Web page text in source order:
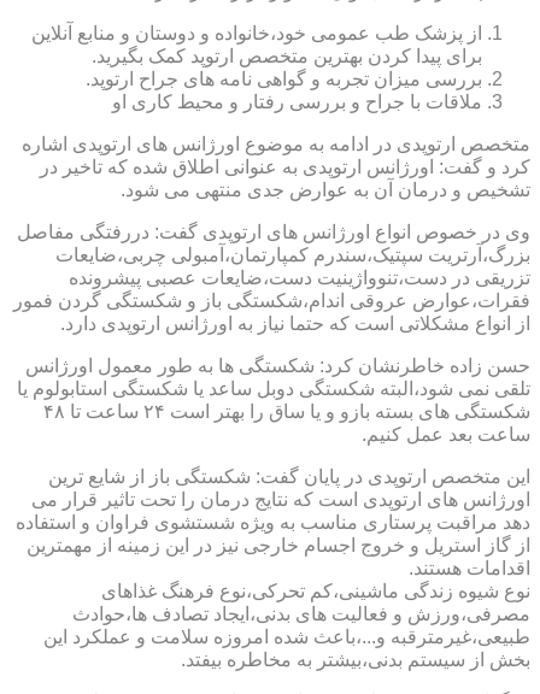
از پزشک طب عمومی خود،خانواده و دوستان و منابع آنلاین
برای پیدا کردن بهترین متخصص ارتوپد کمک بگیرید.
بررسی میزان تجربه و گواهی نامه های جراح ارتوپد.
ملاقات با جراح و بررسی رفتار و محیط کاری او
متخصص ارتوپدی در ادامه به موضوع اورژانس های ارتوپدی اشاره
کرد و گفت: اورژانس ارتوپدی به عنوانی اطلاق شده که تاخیر در
تشخیص و درمان آن به عوارض جدی منتهی می شود.
وی در خصوص انواع اورژانس های ارتوپدی گفت: دررفتگی مفاصل
بزرگ،آرتریت سپتیک،سندرم کمپارتمان،آمبولی چربی،ضایعات
تزریقی در دست،تنوواژینیت دست،ضایعات عصبی پیشرونده
فقرات،عوارض عروقی اندام،شکستگی باز و شکستگی گردن فمور
از انواع مشکلاتی است که حتما نیاز به اورژانس ارتوپدی دارد.
حسن زاده خاطرنشان کرد: شکستگی ها به طور معمول اورژانس
تلقی نمی شود،البته شکستگی دوبل ساعد یا شکستگی استابولوم یا
شکستگی های بسته بازو و یا ساق را بهتر است ۲۴ ساعت تا ۴۸
ساعت بعد عمل کنیم.
این متخصص ارتوپدی در پایان گفت: شکستگی باز از شایع ترین
اورژانس های ارتوپدی است که نتایج درمان را تحت تاثیر قرار می
دهد مراقبت پرستاری مناسب به ویژه شستشوی فراوان و استفاده
از گاز استریل و خروج اجسام خارجی نیز در این زمینه از مهمترین
اقدامات هستند.
نوع شیوه زندگی ماشینی،کم تحرکی،نوع فرهنگ غذاهای
مصرفی،ورزش و فعالیت های بدنی،ایجاد تصادف ها،حوادث
طبیعی،غیرمترقبه و...،باعث شده امروزه سلامت و عملکرد این
بخش از سیستم بدنی،بیشتر به مخاطره بیفتد.